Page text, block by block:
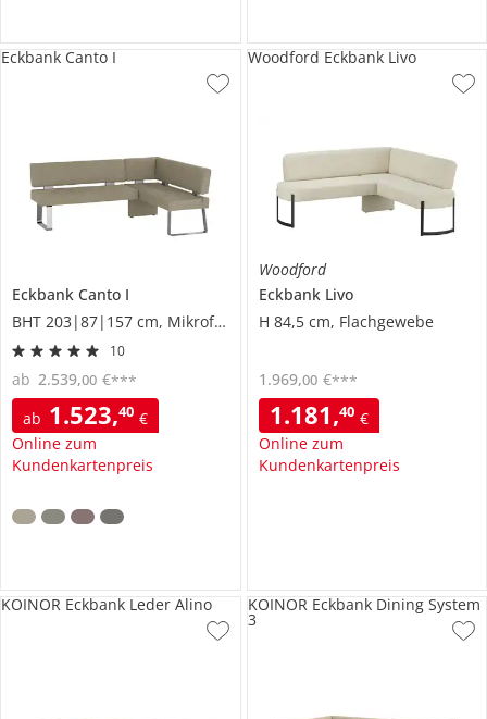
Eckbank Canto I
BHT 203|87|157 cm, Mikrofaser
10
ab 1.523,40 €
Online zum
Kundenkartenpreis
ab 2.539,00 €***
Eckbank Canto I
Woodford
Eckbank Livo
H 84,5 cm, Flachgewebe
1.181,40 €
Online zum
Kundenkartenpreis
1.969,00 €***
Woodford Eckbank Livo
KOINOR Eckbank Leder Alino KOINOR Eckbank Dining System
3